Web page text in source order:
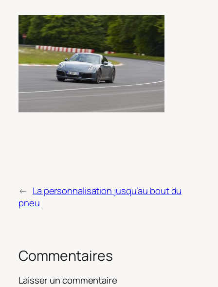
← La personnalisation jusqu’au bout du
pneu
Commentaires
Laisser un commentaire